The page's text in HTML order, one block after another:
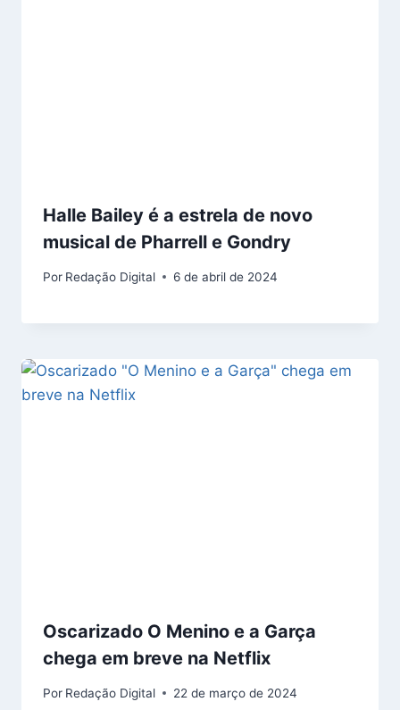
Halle Bailey é a estrela de novo
musical de Pharrell e Gondry
Por Redação Digital 6 de abril de 2024
Oscarizado O Menino e a Garça
chega em breve na Netflix
Por Redação Digital 22 de março de 2024